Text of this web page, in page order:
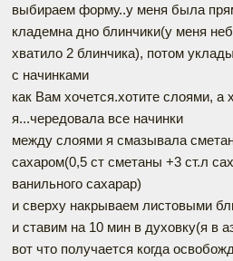
выбираем форму..у меня была
кладемна дно блинчики(у меня
хватило 2 блинчика), потом
с начинками
как Вам хочется.хотите слоями, а
я...чередовала все начинки
между слоями я смазывала
сахаром(0,5 ст сметаны +3 ст.л
ванильного сахарар)
и сверху накрываем листовыми
и ставим на 10 мин в духовку(я в
вот что получается когда